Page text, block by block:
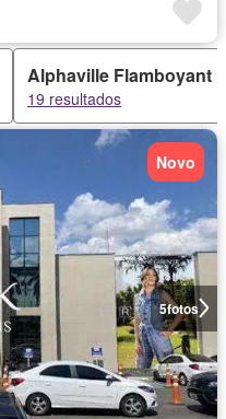
Alphaville Flamboyant
19 resultados
5fotos
Novo